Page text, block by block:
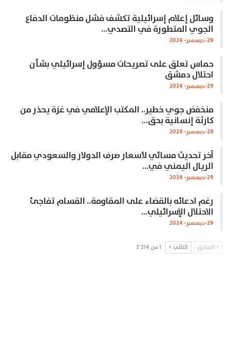
وسائل إعلام إسرائيلية تكشف فشل منظومات الدفاع
الجوي المتطورة في التصدي…
29-ديسمبر- 2024
حماس تعلق على تصريحات مسؤول إسرائيلي بشأن
احتلال دمشق
29-ديسمبر- 2024
منخفض جوي خطير.. المكتب الإعلامي في غزة يحذر من
كارثة إنسانية بحق…
29-ديسمبر- 2024
آخر تحديث مسائي لأسعار صرف الدولار والسعودي مقابل
الريال اليمني في…
29-ديسمبر- 2024
رغم ادعائه بالقضاء على المقاومة.. القسام تفاجئ
الاحتلال الإسرائيلي…
29-ديسمبر- 2024
السابق التالي 1 من 2٬214